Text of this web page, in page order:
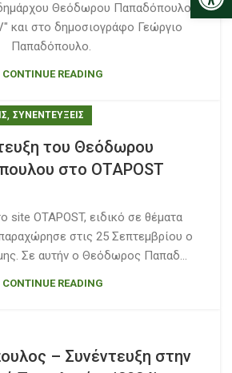
Θεόδωρου Παπαδόπουλου
και στο δημοσιογράφο Γεώργιο
Παπαδόπουλο.
CONTINUE READING
, ΣΥΝΕΝΤΕΥΞΕΙΣ
του Θεόδωρου
στο ΟΤΑPOST
site OTAPOST, ειδικό σε θέματα
στις 25 Σεπτεμβρίου ο
Σε αυτήν ο Θεόδωρος Παπαδ...
CONTINUE READING
– Συνέντευξη στην